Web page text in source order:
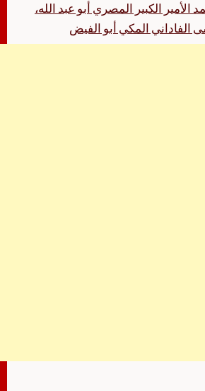
الأمير الكبير المصري أبو عبد الله،
المكي أبو الفيض